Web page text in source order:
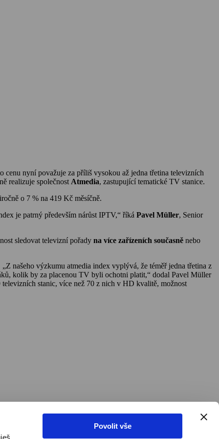
Povolit vše
nyní považuje za příliš vysokou až jedna třetina televizních
realizuje společnost Atmedia, zastupující tematické TV stanice.
o 7 % na 419 Kč měsíčně.
je patrný především nárůst IPTV,“ říká Pavel Müller, Senior
sledovat televizní pořady na více zařízeních současně nebo
našeho výzkumu atmedia index vyplývá, že téměř jedna třetina z
kolik by za placenou TV byli ochotni platit,“ dodal Pavel Müller
stanic, více než 70 z nich v HD kvalitě, možnost